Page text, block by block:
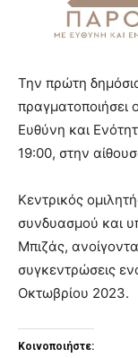
Την πρώτη
πραγματοποιήσει
Ευθύνη και
19:00, στην
Κεντρικός
συνδυασμού και
Μπιζάς,
συγκεντρώσεις
Οκτωβρίου 2023.
Κοινοποιήστε: